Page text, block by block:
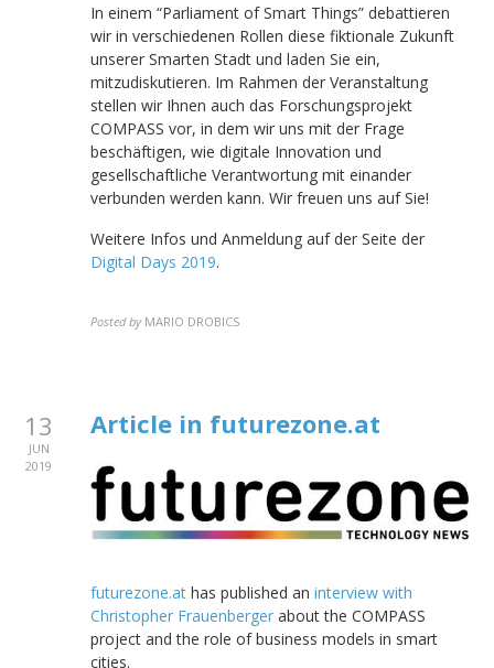
In einem “Parliament of Smart Things” debattieren
wir in verschiedenen Rollen diese fiktionale Zukunft
unserer Smarten Stadt und laden Sie ein,
mitzudiskutieren. Im Rahmen der Veranstaltung
stellen wir Ihnen auch das Forschungsprojekt
COMPASS vor, in dem wir uns mit der Frage
beschäftigen, wie digitale Innovation und
gesellschaftliche Verantwortung mit einander
verbunden werden kann. Wir freuen uns auf Sie!
Weitere Infos und Anmeldung auf der Seite der
Digital Days 2019.
Posted by MARIO DROBICS
13
JUN
2019
Article in futurezone.at
futurezone.at has published aninterview with
Christopher Frauenberger about the COMPASS
project and the role of business models in smart
cities.